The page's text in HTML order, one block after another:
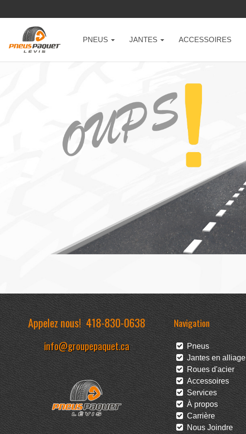
PNEUS JANTES ACCESSOIRES
Appelez nous!418-830-0638
info@groupepaquet.ca
Navigation
Pneus
Jantes en alliage
Roues d'acier
Accessoires
Services
À propos
Carrière
Nous Joindre